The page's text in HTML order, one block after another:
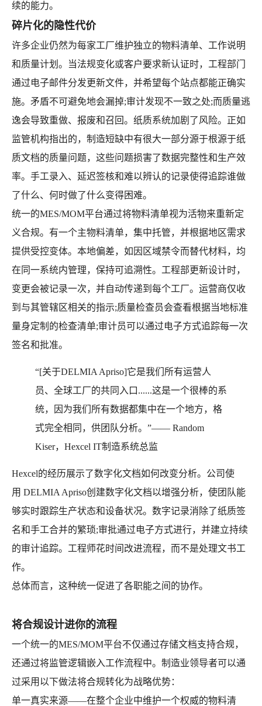
续的能力。
碎片化的隐性代价
许多企业仍然为每家工厂维护独立的物料清单、工作说明
和质量计划。当法规变化或客户要求新认证时，工程部门
通过电子邮件分发更新文件，并希望每个站点都能正确实
施。矛盾不可避免地会漏掉;审计发现不一致之处;而质量逃
逸会导致重做、报废和召回。纸质系统加剧了风险。正如
监管机构指出的，制造短缺中有很大一部分源于根源于纸
质文档的质量问题，这些问题损害了数据完整性和生产效
率。手工录入、延迟签核和难以辨认的记录使得追踪谁做
了什么、何时做了什么变得困难。
统一的MES/MOM平台通过将物料清单视为活物来重新定
义合规。有一个主物料清单，集中托管，并根据地区需求
提供受控变体。本地偏差，如因区域禁令而替代材料，均
在同一系统内管理，保持可追溯性。工程部更新设计时，
变更会被记录一次，并自动传递到每个工厂。运营商仅收
到与其管辖区相关的指示;质量检查员会查看根据当地标准
量身定制的检查清单;审计员可以通过电子方式追踪每一次
签名和批准。
“[关于DELMIA Apriso]它是我们所有运营人
员、全球工厂的共同入口......这是一个很棒的系
统，因为我们所有数据都集中在一个地方，格
式完全相同，供团队分析。”—— Random
Kiser，Hexcel IT制造系统总监
Hexcel的经历展示了数字化文档如何改变分析。公司使
用 DELMIA Apriso创建数字化文档以增强分析，使团队能
够实时跟踪生产状态和设备状况。数字记录消除了纸质签
名和手工合并的繁琐;审批通过电子方式进行，并建立持续
的审计追踪。工程师花时间改进流程，而不是处理文书工
作。
总体而言，这种统一促进了各职能之间的协作。
将合规设计进你的流程
一个统一的MES/MOM平台不仅通过存储文档支持合规，
还通过将监管逻辑嵌入工作流程中。制造业领导者可以通
过采用以下做法将合规转化为战略优势：
单一真实来源——在整个企业中维护一个权威的物料清